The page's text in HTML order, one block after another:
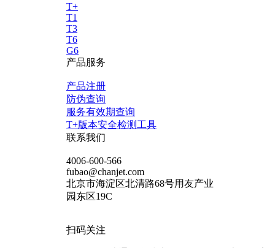
T+
T1
T3
T6
G6
产品服务
产品注册
防伪查询
服务有效期查询
T+版本安全检测工具
联系我们
4006-600-566
fubao@chanjet.com
北京市海淀区北清路68号用友产业
园东区19C
扫码关注